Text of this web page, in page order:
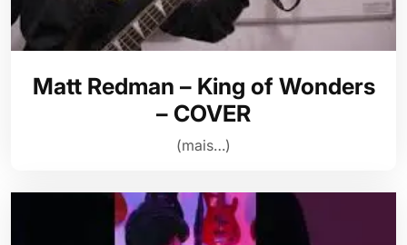
Matt Redman – King of Wonders
– COVER
(mais…)